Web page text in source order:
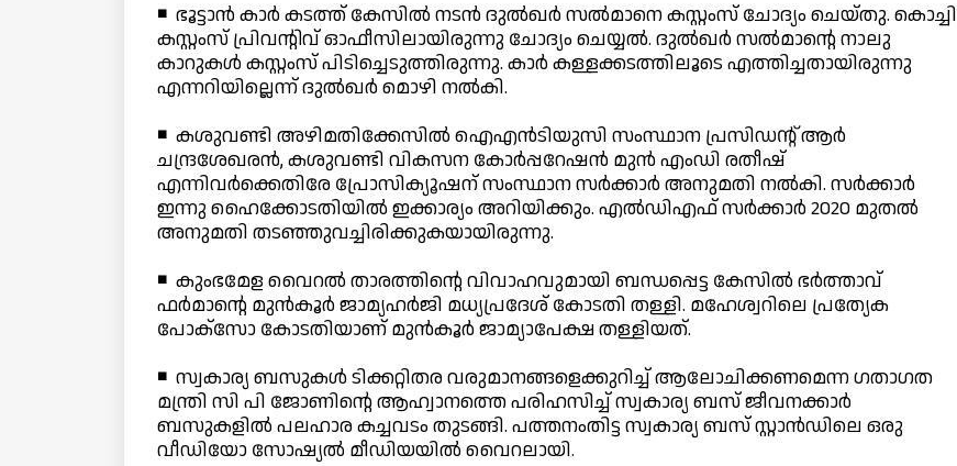
◾ ഭൂട്ടാന്‍ കാര്‍ കടത്ത് കേസില്‍ നടന്‍ ദുല്‍ഖര്‍ സല്‍മാനെ കസ്റ്റംസ് ചോദ്യം ചെയ്തു. കൊച്ചി
കസ്റ്റംസ് പ്രിവന്റിവ് ഓഫീസിലായിരുന്നു ചോദ്യം ചെയ്യല്‍. ദുല്‍ഖര്‍ സല്‍മാന്റെ നാലു
കാറുകള്‍ കസ്റ്റംസ് പിടിച്ചെടുത്തിരുന്നു. കാര്‍ കള്ളക്കടത്തിലൂടെ എത്തിച്ചതായിരുന്നു
എന്നറിയില്ലെന്ന് ദുല്‍ഖര്‍ മൊഴി നല്‍കി.
◾ കശുവണ്ടി അഴിമതിക്കേസില്‍ ഐഎന്‍ടിയുസി സംസ്ഥാന പ്രസിഡന്റ് ആര്‍
ചന്ദ്രശേഖരന്‍, കശുവണ്ടി വികസന കോര്‍പ്പറേഷന്‍ മുന്‍ എംഡി രതീഷ്
എന്നിവര്‍ക്കെതിരേ പ്രോസിക്യൂഷന് സംസ്ഥാന സര്‍ക്കാര്‍ അനുമതി നല്‍കി. സര്‍ക്കാര്‍
ഇന്നു ഹൈക്കോടതിയില്‍ ഇക്കാര്യം അറിയിക്കും. എല്‍ഡിഎഫ് സര്‍ക്കാര്‍ 2020 മുതല്‍
അനുമതി തടഞ്ഞുവച്ചിരിക്കുകയായിരുന്നു.
◾ കുംഭമേള വൈറല്‍ താരത്തിന്റെ വിവാഹവുമായി ബന്ധപ്പെട്ട കേസില്‍ ഭര്‍ത്താവ്
ഫര്‍മാന്റെ മുന്‍കൂര്‍ ജാമ്യഹര്‍ജി മധ്യപ്രദേശ് കോടതി തള്ളി. മഹേശ്വറിലെ പ്രത്യേക
പോക്സോ കോടതിയാണ് മുന്‍കൂര്‍ ജാമ്യാപേക്ഷ തള്ളിയത്.
◾ സ്വകാര്യ ബസുകള്‍ ടിക്കറ്റിതര വരുമാനങ്ങളെക്കുറിച്ച് ആലോചിക്കണമെന്ന ഗതാഗത
മന്ത്രി സി പി ജോണിന്റെ ആഹ്വാനത്തെ പരിഹസിച്ച് സ്വകാര്യ ബസ് ജീവനക്കാര്‍
ബസുകളില്‍ പലഹാര കച്ചവടം തുടങ്ങി. പത്തനംതിട്ട സ്വകാര്യ ബസ് സ്റ്റാന്‍ഡിലെ ഒരു
വീഡിയോ സോഷ്യല്‍ മീഡിയയില്‍ വൈറലായി.